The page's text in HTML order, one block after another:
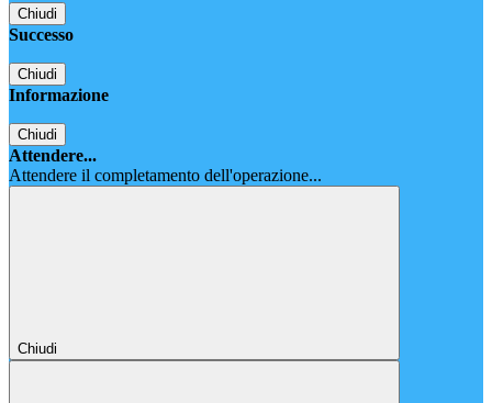
Chiudi
Successo
Chiudi
Informazione
Chiudi
Attendere...
Attendere il completamento dell'operazione...
Chiudi